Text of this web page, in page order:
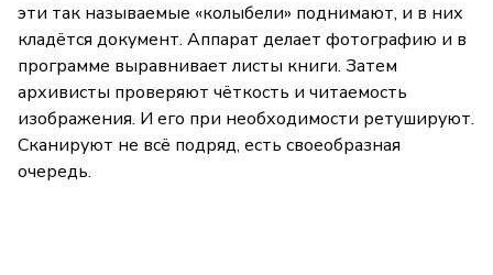
эти так называемые «колыбели» поднимают, и в них
кладётся документ. Аппарат делает фотографию и в
программе выравнивает листы книги. Затем
архивисты проверяют чёткость и читаемость
изображения. И его при необходимости ретушируют.
Сканируют не всё подряд, есть своеобразная
очередь.